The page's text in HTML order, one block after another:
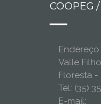
COOPEG
Valle
Floresta
Tel: (35)
E-mail: